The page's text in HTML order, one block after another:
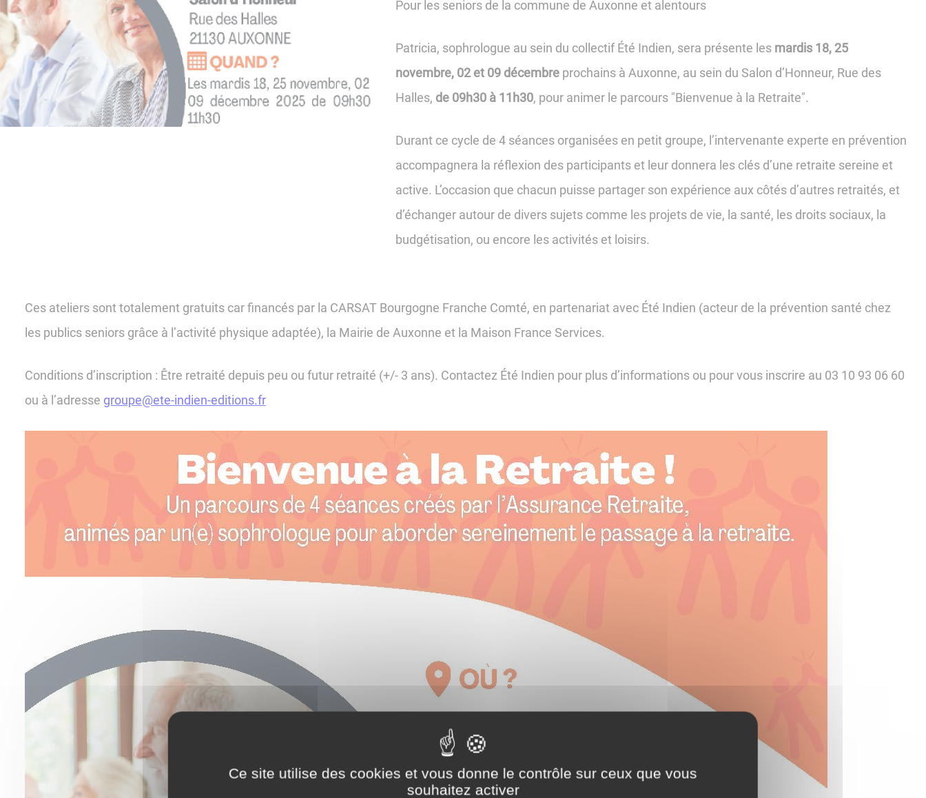
Pour les seniors de la commune de Auxonne et alentours
Patricia, sophrologue au sein du collectif Été Indien, sera présente les mardis 18, 25
novembre, 02 et 09 décembre prochains à Auxonne, au sein du Salon d’Honneur, Rue des
Halles, de 09h30 à 11h30, pour animer le parcours "Bienvenue à la Retraite".
Durant ce cycle de 4 séances organisées en petit groupe, l’intervenante experte en prévention
accompagnera la réflexion des participants et leur donnera les clés d’une retraite sereine et
active. L’occasion que chacun puisse partager son expérience aux côtés d’autres retraités, et
d’échanger autour de divers sujets comme les projets de vie, la santé, les droits sociaux, la
budgétisation, ou encore les activités et loisirs.
Ces ateliers sont totalement gratuits car financés par la CARSAT Bourgogne Franche Comté, en partenariat avec Été Indien (acteur de la prévention santé chez
les publics seniors grâce à l’activité physique adaptée), la Mairie de Auxonne et la Maison France Services.
Conditions d’inscription : Être retraité depuis peu ou futur retraité (+/- 3 ans). Contactez Été Indien pour plus d’informations ou pour vous inscrire au 03 10 93 06 60
ou à l’adresse groupe@ete-indien-editions.fr
Ce site utilise des cookies et vous donne le contrôle sur ceux que vous
souhaitez activer